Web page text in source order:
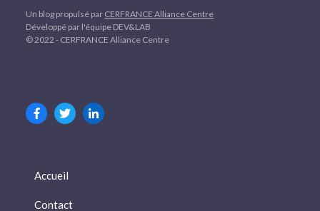
Un blog propulsé par CERFRANCE Alliance Centre
Développé par l'équipe DEV&LAB
© 2022 - CERFRANCE Alliance Centre
Accueil
Contact